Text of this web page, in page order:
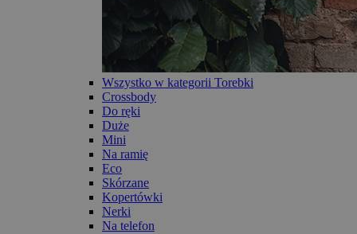
Wszystko w kategorii Torebki
Crossbody
Do ręki
Duże
Mini
Na ramię
Eco
Skórzane
Kopertówki
Nerki
Na telefon